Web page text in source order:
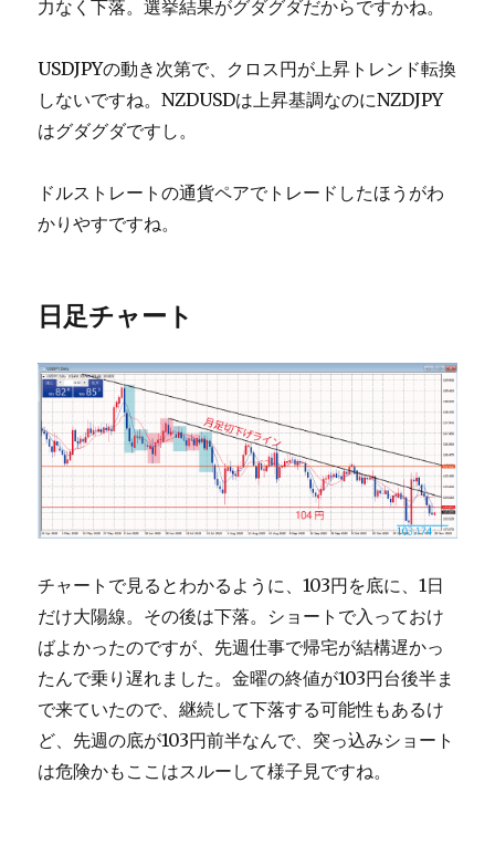
力なく下落。選挙結果がグダグダだからですかね。
USDJPYの動き次第で、クロス円が上昇トレンド転換
しないですね。NZDUSDは上昇基調なのにNZDJPY
はグダグダですし。
ドルストレートの通貨ペアでトレードしたほうがわ
かりやすですね。
日足チャート
チャートで見るとわかるように、103円を底に、1日
だけ大陽線。その後は下落。ショートで入っておけ
ばよかったのですが、先週仕事で帰宅が結構遅かっ
たんで乗り遅れました。金曜の終値が103円台後半ま
で来ていたので、継続して下落する可能性もあるけ
ど、先週の底が103円前半なんで、突っ込みショート
は危険かもここはスルーして様子見ですね。